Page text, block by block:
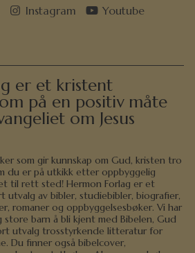
Instagram Youtube
er et kristent
på en positiv måte
om Jesus
som gir kunnskap om Gud, kristen tro
du er på utkikk etter oppbyggelig
til rett sted! Hermon Forlag er et
av bibler, studiebibler, biografier,
romaner og oppbyggelsesbøker. Vi har
barn å bli kjent med Bibelen, Gud
utvalg trosstyrkende litteratur for
Du finner også bibelcover,